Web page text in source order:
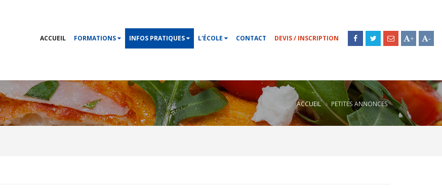
+ -
ACCUEIL FORMATIONS INFOS PRATIQUES L'ÉCOLE CONTACT DEVIS / INSCRIPTION
ACCUEIL PETITES ANNONCES